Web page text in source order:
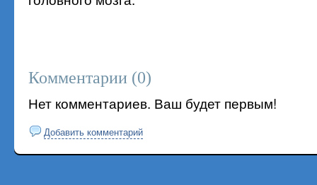
Комментарии (0)
Нет комментариев. Ваш будет первым!
Добавить комментарий